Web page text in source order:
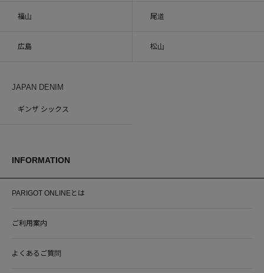
福山 尾道
広島 松山
JAPAN DENIM
ギンザ シックス
INFORMATION
PARIGOT ONLINEとは
ご利用案内
よくあるご質問